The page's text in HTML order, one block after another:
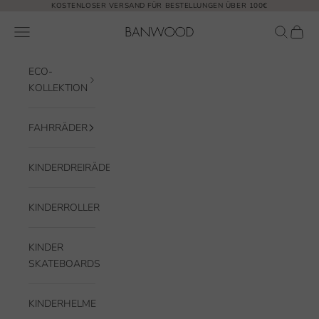
Zum Inhalt springenKOSTENLOSER VERSAND FÜR BESTELLUNGEN ÜBER 100€
Banwood EUR
Navigationsmenü öffnen Suche
ECO-
KOLLEKTION
FAHRRÄDER
KINDERDREIRÄDER
KINDERROLLER
KINDER
SKATEBOARDS
KINDERHELME